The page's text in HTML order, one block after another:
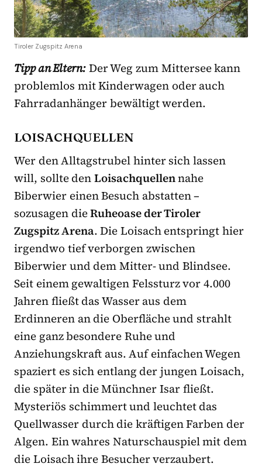
Tiroler Zugspitz Arena
Tipp an Eltern:Der Weg zum Mittersee kann
problemlos mit Kinderwagen oder auch
Fahrradanhänger bewältigt werden.
LOISACHQUELLEN
Wer den Alltagstrubel hinter sich lassen
will, sollte denLoisachquellennahe
Biberwier einen Besuch abstatten –
sozusagen dieRuheoase der Tiroler
Zugspitz Arena. Die Loisach entspringt hier
irgendwo tief verborgen zwischen
Biberwier und dem Mitter- und Blindsee.
Seit einem gewaltigen Felssturz vor 4.000
Jahren fließt das Wasser aus dem
Erdinneren an die Oberfläche und strahlt
eine ganz besondere Ruhe und
Anziehungskraft aus. Auf einfachen Wegen
spaziert es sich entlang der jungen Loisach,
die später in die Münchner Isar fließt.
Mysteriös schimmert und leuchtet das
Quellwasser durch die kräftigen Farben der
Algen. Ein wahres Naturschauspiel mit dem
die Loisach ihre Besucher verzaubert.